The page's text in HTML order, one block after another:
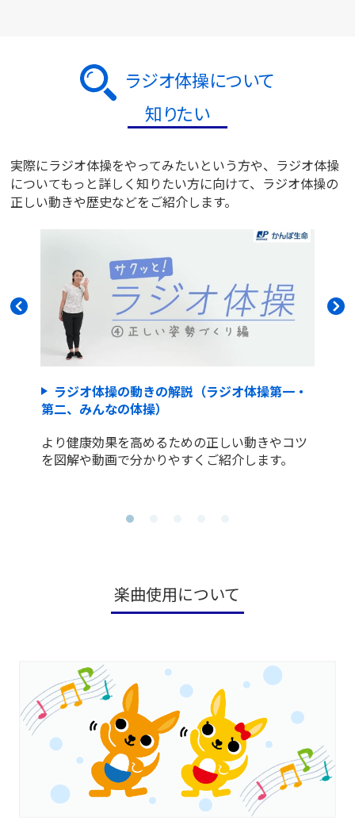
ラジオ体操について
知りたい
実際にラジオ体操をやってみたいという方や、ラジオ体操
についてもっと詳しく知りたい方に向けて、ラジオ体操の
正しい動きや歴史などをご紹介します。
ラジオ体操の動きの解説（ラジオ体操第一・
第二、みんなの体操）
より健康効果を高めるための正しい動きやコツ
を図解や動画で分かりやすくご紹介します。
楽曲使用について